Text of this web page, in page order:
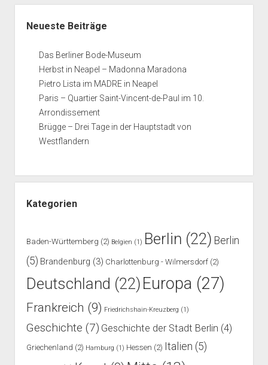
Neueste Beiträge
Das Berliner Bode-Museum
Herbst in Neapel – Madonna Maradona
Pietro Lista im MADRE in Neapel
Paris – Quartier Saint-Vincent-de-Paul im 10.
Arrondissement
Brügge – Drei Tage in der Hauptstadt von
Westflandern
Kategorien
Baden-Württemberg (2) Belgien (1) Berlin (22) Berlin
(5) Brandenburg (3) Charlottenburg - Wilmersdorf(2)
Deutschland (22) Europa (27)
Frankreich (9) Friedrichshain-Kreuzberg (1)
Geschichte (7) Geschichte der Stadt Berlin (4)
Griechenland (2) Hamburg (1) Hessen (2) Italien (5)